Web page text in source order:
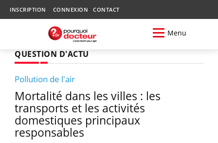
INSCRIPTION CONNEXION CONTACT
Menu
QUESTION D'ACTU
Pollution de l'air
Mortalité dans les villes : les
transports et les activités
domestiques principaux
responsables